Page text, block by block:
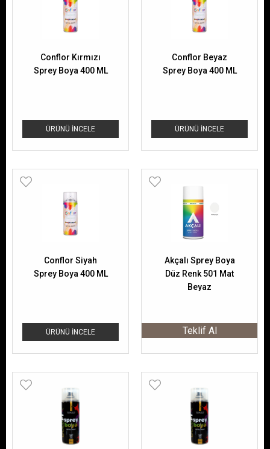
ÜRÜNÜ İNCELE
Conflor Kırmızı
Sprey Boya 400 ML
ÜRÜNÜ İNCELE
Conflor Beyaz
Sprey Boya 400 ML
ÜRÜNÜ İNCELE
Conflor Siyah
Sprey Boya 400 ML
Akçalı Sprey Boya
Düz Renk 501 Mat
Beyaz
Teklif Al